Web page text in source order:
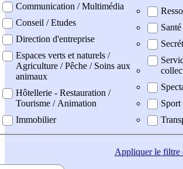
Communication / Multimédia
Conseil / Etudes
Direction d'entreprise
Espaces verts et naturels /
Agriculture / Pêche / Soins aux
animaux
Hôtellerie - Restauration /
Tourisme / Animation
Immobilier
Santé
Sport
Appliquerle filtre